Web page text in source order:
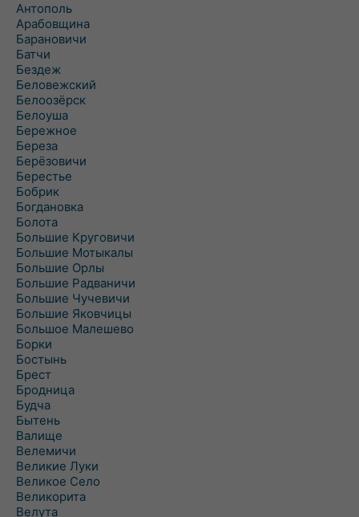
Антополь
Арабовщина
Барановичи
Батчи
Бездеж
Беловежский
Белоозёрск
Белоуша
Бережное
Береза
Берёзовичи
Берестье
Бобрик
Богдановка
Болота
Большие Круговичи
Большие Мотыкалы
Большие Орлы
Большие Радваничи
Большие Чучевичи
Большие Яковчицы
Большое Малешево
Борки
Бостынь
Брест
Бродница
Будча
Бытень
Валище
Велемичи
Великие Луки
Великое Село
Великорита
Велута